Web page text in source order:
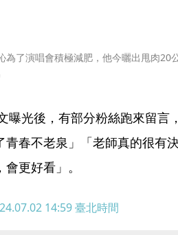
為了演唱會積極減肥，他今曬出甩肉20
曝光後，有部分粉絲跑來留言
青春不老泉」「老師真的很有
更好看」。
14:59臺北時間